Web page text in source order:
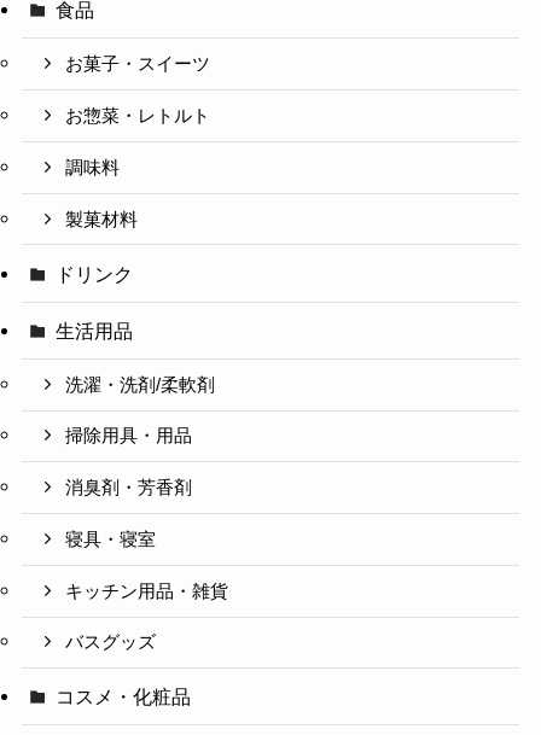
食品
お菓子・スイーツ
お惣菜・レトルト
調味料
製菓材料
ドリンク
生活用品
洗濯・洗剤/柔軟剤
掃除用具・用品
消臭剤・芳香剤
寝具・寝室
キッチン用品・雑貨
バスグッズ
コスメ・化粧品